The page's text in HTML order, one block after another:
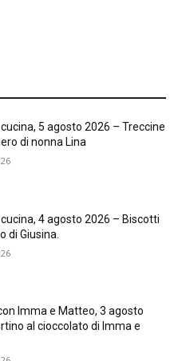
5 agosto 2026 – Treccine
di nonna Lina
4 agosto 2026 – Biscotti
di Giusina.
Imma e Matteo, 3 agosto
al cioccolato di Imma e